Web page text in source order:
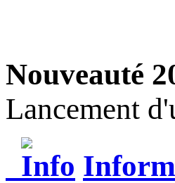
Nouveauté
Lancement